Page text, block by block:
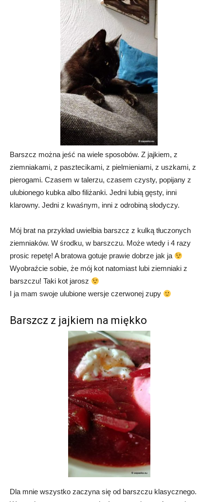
Barszcz można jeść na wiele sposobów. Z jajkiem, z
ziemniakami, z pasztecikami, z pielmieniami, z uszkami, z
pierogami. Czasem w talerzu, czasem czysty, popijany z
ulubionego kubka albo filiżanki. Jedni lubią gęsty, inni
klarowny. Jedni z kwaśnym, inni z odrobiną słodyczy.
Mój brat na przykład uwielbia barszcz z kulką tłuczonych
ziemniaków. W środku, w barszczu. Może wtedy i 4 razy
prosic repetę! A bratowa gotuje prawie dobrze jak ja
Wyobraźcie sobie, że mój kot natomiast lubi ziemniaki z
barszczu! Taki kot jarosz
I ja mam swoje ulubione wersje czerwonej zupy
Barszcz z jajkiem na miękko
Dla mnie wszystko zaczyna się od barszczu klasycznego.